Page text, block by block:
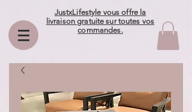
JustxLifestyle vous offre la
livraison gratuite sur toutes vos
commandes.